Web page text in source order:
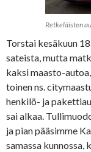
Retkeläisten
Torstai kesäkuun
sateista, mutta
kaksi maasto-
toinen ns.
henkilö- ja
sai alkaa.
ja pian pääsimme
samassa kunnossa,